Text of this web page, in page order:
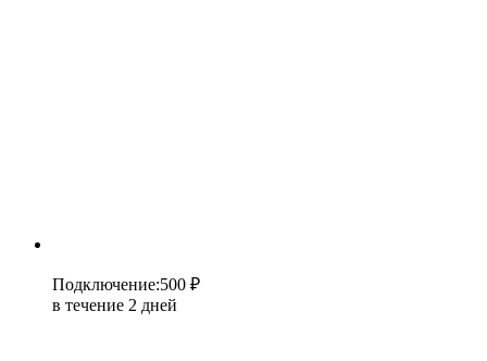
Подключение:500 ₽
в течение 2 дней